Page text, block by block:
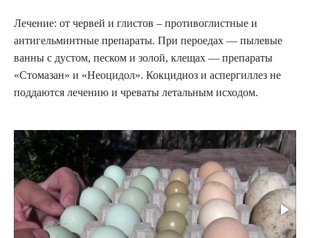
Лечение: от червей и глистов – противоглистные и
антигельминтные препараты. При пероедах — пылевые
ванны с дустом, песком и золой, клещах — препараты
«Стомазан» и «Неоцидол». Кокцидиоз и аспергиллез не
поддаются лечению и чреваты летальным исходом.